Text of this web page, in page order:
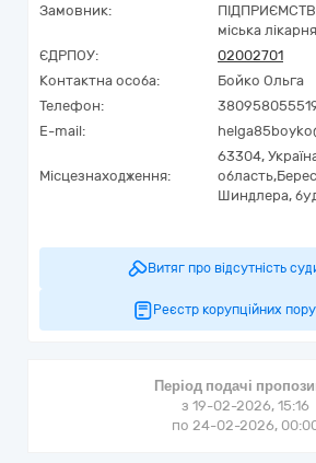
Замовник:
міська
ЄДРПОУ:
02002701
Контактна особа:
Бойко Ольга
Телефон:
E-mail:
Місцезнаходження:
63304,
область,
Шиндлера,
Витяг про відсутність
Реєстр корупційних
Період подачі
з 19-02-2026, 15:16
по 24-02-2026,